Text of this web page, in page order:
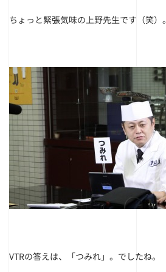
ちょっと緊張気味の上野先生です（笑）。
VTRの答えは、「つみれ」。でしたね。